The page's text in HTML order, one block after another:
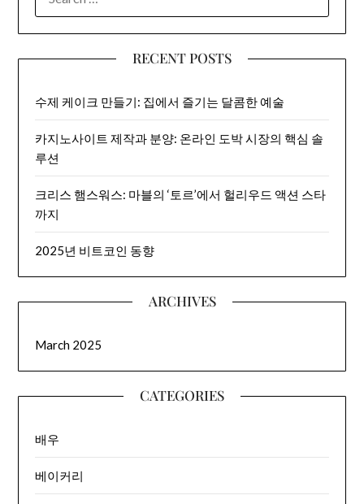
FOR:
RECENT POSTS
수제 케이크 만들기: 집에서 즐기는 달콤한 예술
카지노사이트 제작과 분양: 온라인 도박 시장의 핵심 솔
루션
크리스 햄스워스: 마블의 ‘토르’에서 헐리우드 액션 스타
까지
2025년 비트코인 동향
ARCHIVES
March 2025
CATEGORIES
배우
베이커리